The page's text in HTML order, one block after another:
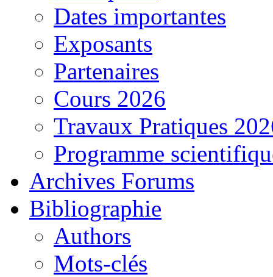
Dates importantes
Exposants
Partenaires
Cours 2026
Travaux Pratiques
Programme
Archives Forums
Bibliographie
Authors
Mots-clés